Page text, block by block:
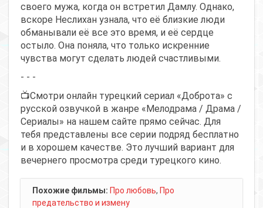
своего мужа, когда он встретил Дамлу. Однако,
вскоре Неслихан узнала, что её близкие люди
обманывали её все это время, и её сердце
остыло. Она поняла, что только искренние
чувства могут сделать людей счастливыми.
- - -
📺Смотри онлайн турецкий сериал «Доброта» с
русской озвучкой в жанре «Мелодрама / Драма /
Сериалы» на нашем сайте прямо сейчас. Для
тебя представлены все серии подряд бесплатно
и в хорошем качестве. Это лучший вариант для
вечернего просмотра среди турецкого кино.
Похожие фильмы: Про любовь, Про
предательство и измену